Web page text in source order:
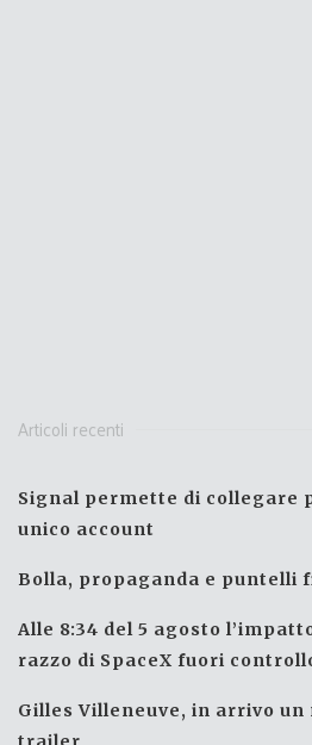
Articoli recenti
Signal permette di collegare
unico account
Bolla, propaganda e puntelli
Alle 8:34 del 5 agosto
razzo di SpaceX fuori
Gilles Villeneuve, in arrivo un